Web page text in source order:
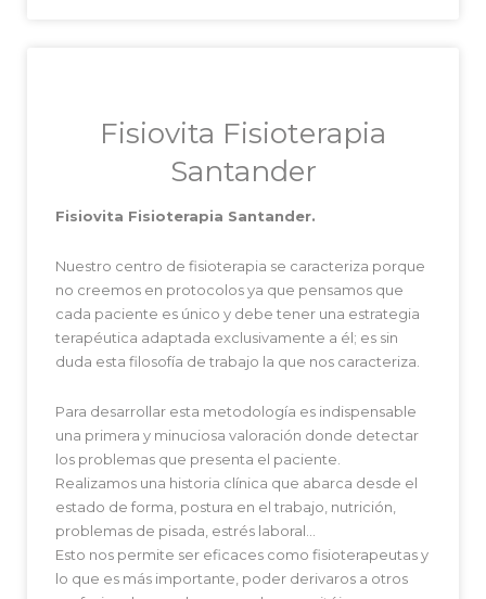
Fisiovita Fisioterapia
Santander
Fisiovita Fisioterapia Santander.
Nuestro centro de fisioterapia se caracteriza porque
no creemos en protocolos ya que pensamos que
cada paciente es único y debe tener una estrategia
terapéutica adaptada exclusivamente a él; es sin
duda esta filosofía de trabajo la que nos caracteriza.
Para desarrollar esta metodología es indispensable
una primera y minuciosa valoración donde detectar
los problemas que presenta el paciente.
Realizamos una historia clínica que abarca desde el
estado de forma, postura en el trabajo, nutrición,
problemas de pisada, estrés laboral…
Esto nos permite ser eficaces como fisioterapeutas y
lo que es más importante, poder derivaros a otros